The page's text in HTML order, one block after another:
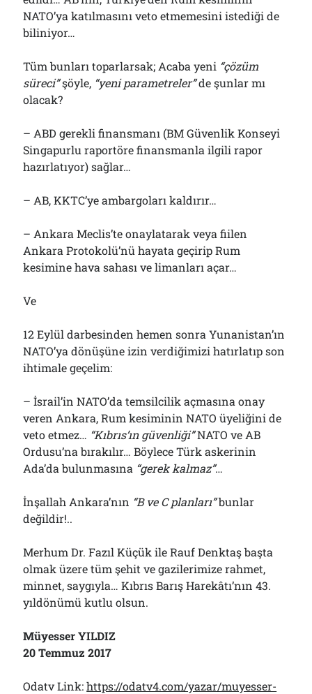
NATO’ya katılmasını veto etmemesini istediği de
biliniyor…
Tüm bunları toparlarsak; Acaba yeni “çözüm
süreci”şöyle, “yeni parametreler”de şunlar mı
olacak?
– ABD gerekli finansmanı (BM Güvenlik Konseyi
Singapurlu raportöre finansmanla ilgili rapor
hazırlatıyor) sağlar…
– AB, KKTC’ye ambargoları kaldırır…
– Ankara Meclis’te onaylatarak veya fiilen
Ankara Protokolü’nü hayata geçirip Rum
kesimine hava sahası ve limanları açar…
Ve
12 Eylül darbesinden hemen sonra Yunanistan’ın
NATO’ya dönüşüne izin verdiğimizi hatırlatıp son
ihtimale geçelim:
– İsrail’in NATO’da temsilcilik açmasına onay
veren Ankara, Rum kesiminin NATO üyeliğini de
veto etmez… “Kıbrıs’ın güvenliği”NATO ve AB
Ordusu’na bırakılır… Böylece Türk askerinin
Ada’da bulunmasına “gerek kalmaz”…
İnşallah Ankara’nın “B ve C planları”bunlar
değildir!..
Merhum Dr. Fazıl Küçük ile Rauf Denktaş başta
olmak üzere tüm şehit ve gazilerimize rahmet,
minnet, saygıyla… Kıbrıs Barış Harekâtı’nın 43.
yıldönümü kutlu olsun.
Müyesser YILDIZ
20 Temmuz 2017
Odatv Link:https://odatv4.com/yazar/muyesser-